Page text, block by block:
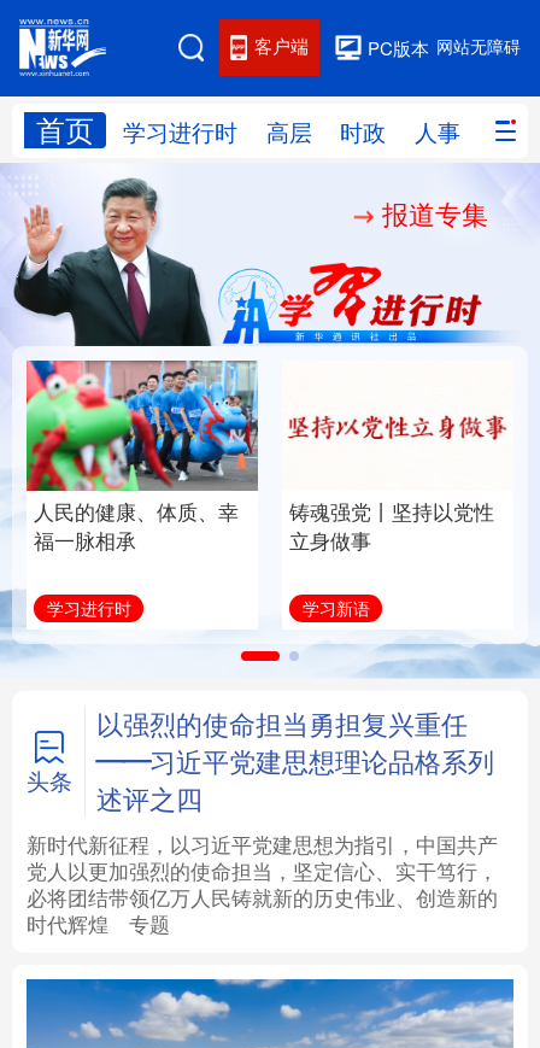
网站无障碍
PC版本
客户端
首页 学习进行时 高层 时政 人事 国际
网站地图
学习进行时 人事
国际 财经 网评
思客智库 全球连线 教育
科技 科创
文化 书画
访谈 视频 图片 政务
信息化 数字经济
学术中国 乡村振兴 银龄 溯源中国
城市 旅游 能源 会展
彩票 娱乐 时尚 悦读
公益 一带一路 亚太网 上市公司
报道专集
人民的健康、体质、幸
福一脉相承
学习进行时
铸魂强党丨坚持以党性
立身做事
学习新语
头条
以强烈的使命担当勇担复兴重任
——习近平党建思想理论品格系列
述评之四
新时代新征程，以习近平党建思想为指引，中国共产
党人以更加强烈的使命担当，坚定信心、实干笃行，
必将团结带领亿万人民铸就新的历史伟业、创造新的
时代辉煌
专题